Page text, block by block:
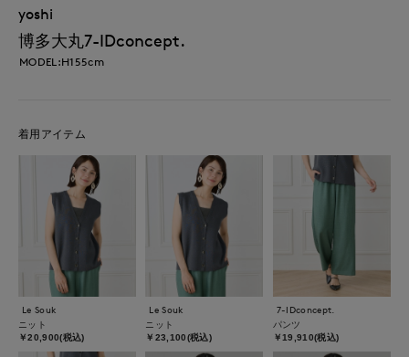
yoshi
博多大丸7-IDconcept.
MODEL:H155cm
着用アイテム
Le Souk
ニット
￥20,900(税込)
Le Souk
ニット
￥23,100(税込)
7-IDconcept.
パンツ
￥19,910(税込)